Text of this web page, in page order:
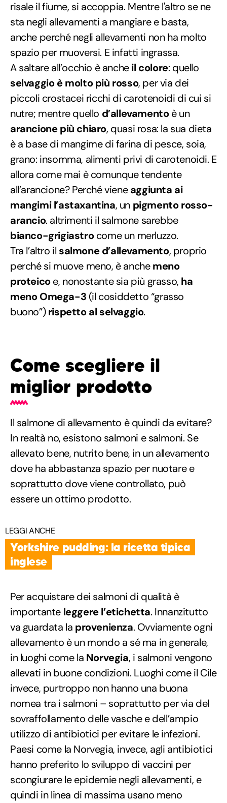
risale il fiume, si accoppia. Mentre l'altro se ne
sta negli allevamenti a mangiare e basta,
anche perché negli allevamenti non ha molto
spazio per muoversi. E infatti ingrassa.
A saltare all’occhio è ancheil colore: quello
selvaggio è molto più rosso, per via dei
piccoli crostacei ricchi di carotenoidi di cui si
nutre; mentre quello d’allevamentoè un
arancione più chiaro, quasi rosa: la sua dieta
è a base di mangime di farina di pesce, soia,
grano: insomma, alimenti privi di carotenoidi. E
allora come mai è comunque tendente
all’arancione? Perché vieneaggiunta ai
mangimi l’astaxantina, un pigmento rosso-
arancio. altrimenti il salmone sarebbe
bianco-grigiastrocome un merluzzo.
Tra l’altro il salmone d’allevamento, proprio
perché si muove meno, è anchemeno
proteicoe, nonostante sia più grasso, ha
meno Omega-3 (il cosiddetto “grasso
buono”)rispetto al selvaggio.
Come scegliere il
miglior prodotto
Il salmone di allevamento è quindi da evitare?
In realtà no, esistono salmoni e salmoni. Se
allevato bene, nutrito bene, in un allevamento
dove ha abbastanza spazio per nuotare e
soprattutto dove viene controllato, può
essere un ottimo prodotto.
LEGGI ANCHE
Yorkshire pudding: la ricetta tipica
inglese
Per acquistare dei salmoni di qualità è
importante leggere l’etichetta. Innanzitutto
va guardata la provenienza. Ovviamente ogni
allevamento è un mondo a sé ma in generale,
in luoghi come la Norvegia, i salmoni vengono
allevati in buone condizioni. Luoghi come il Cile
invece, purtroppo non hanno una buona
nomea tra i salmoni – soprattutto per via del
sovraffollamento delle vasche e dell’ampio
utilizzo di antibiotici per evitare le infezioni.
Paesi come la Norvegia, invece, agli antibiotici
hanno preferito lo sviluppo di vaccini per
scongiurare le epidemie negli allevamenti, e
quindi in linea di massima usano meno